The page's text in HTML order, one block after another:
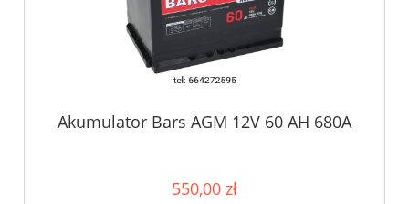
Akumulator Bars AGM 12V 60 AH 680A
550,00 zł